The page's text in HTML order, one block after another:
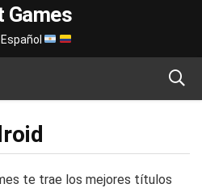
Games
Español
te trae los mejores títulos